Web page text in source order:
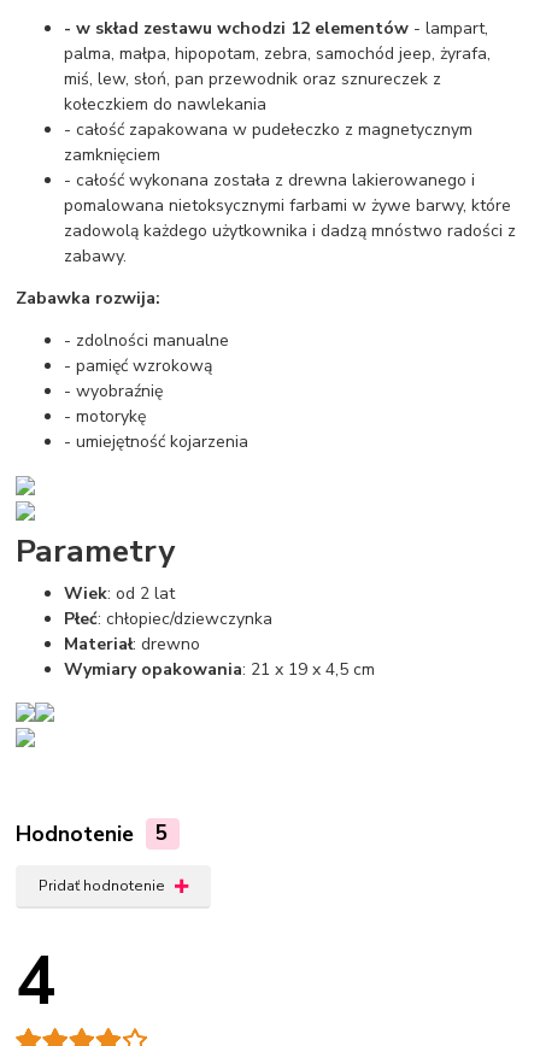
- w skład zestawu wchodzi 12 elementów - lampart,
palma, małpa, hipopotam, zebra, samochód jeep, żyrafa,
miś, lew, słoń, pan przewodnik oraz sznureczek z
kołeczkiem do nawlekania
- całość zapakowana w pudełeczko z magnetycznym
zamknięciem
- całość wykonana została z drewna lakierowanego i
pomalowana nietoksycznymi farbami w żywe barwy, które
zadowolą każdego użytkownika i dadzą mnóstwo radości z
zabawy.
Zabawka rozwija:
- zdolności manualne
- pamięć wzrokową
- wyobraźnię
- motorykę
- umiejętność kojarzenia
Parametry
Wiek: od 2 lat
Płeć: chłopiec/dziewczynka
Materiał: drewno
Wymiary opakowania: 21 x 19 x 4,5 cm
Hodnotenie 5
Pridať hodnotenie
4